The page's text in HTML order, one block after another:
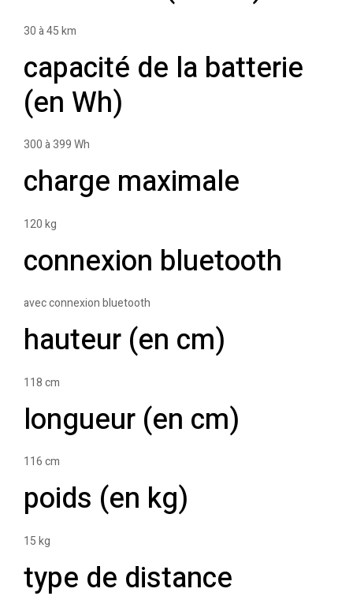
30 à 45 km
capacité de la batterie
(en Wh)
300 à 399 Wh
charge maximale
120 kg
connexion bluetooth
avec connexion bluetooth
hauteur (en cm)
118 cm
longueur (en cm)
116 cm
poids (en kg)
15 kg
type de distance